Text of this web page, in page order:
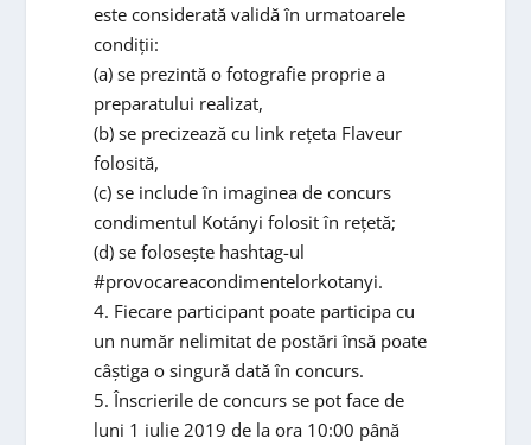
este considerată validă în urmatoarele
condiții:
(a) se prezintă o fotografie proprie a
preparatului realizat,
(b) se precizează cu link rețeta Flaveur
folosită,
(c) se include în imaginea de concurs
condimentul Kotányi folosit în rețetă;
(d) se folosește hashtag-ul
#provocareacondimentelorkotanyi.
4. Fiecare participant poate participa cu
un număr nelimitat de postări însă poate
câștiga o singură dată în concurs.
5. Înscrierile de concurs se pot face de
luni 1 iulie 2019 de la ora 10:00 până